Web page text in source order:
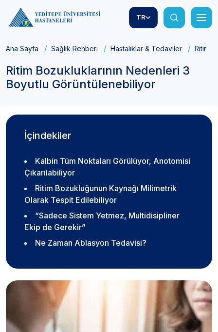
TR
Ana Sayfa Sağlık Rehberi Hastalıklar & Tedaviler Ritim
Ritim Bozukluklarının Nedenleri 3
Boyutlu Görüntülenebiliyor
İçindekiler
Kalbin Tüm Noktaları Görülüyor, Anotomisi
Çıkarılabiliyor
Ritim Bozukluğunun Kaynağı Milimetrik
Olarak Tespit Edilebiliyor
“Sadece Sistem Yetmez, Multidisipliner
Ekip de Gerekir”
Ne Zaman Ablasyon Tedavisi?